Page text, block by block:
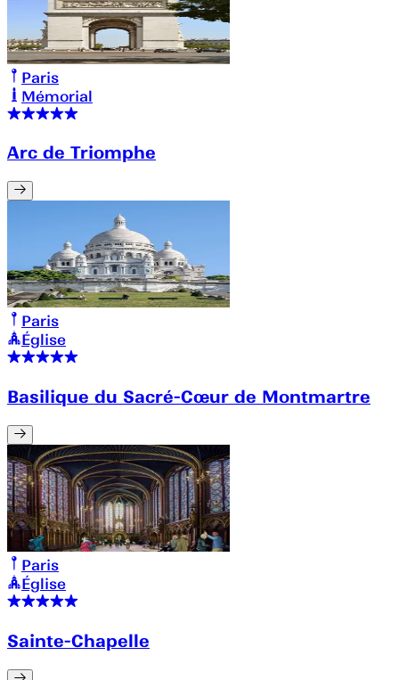
Paris
Mémorial
Arc de Triomphe
Paris
Église
Basilique du Sacré-Cœur de Montmartre
Paris
Église
Sainte-Chapelle